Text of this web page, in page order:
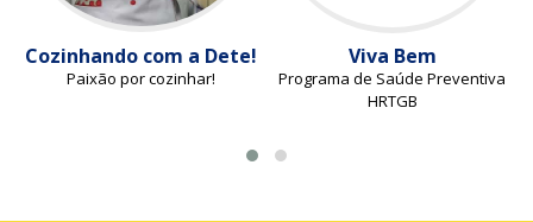
Cozinhando com a Dete!
Paixão por cozinhar!
Viva Bem
Programa de Saúde Preventiva
HRTGB